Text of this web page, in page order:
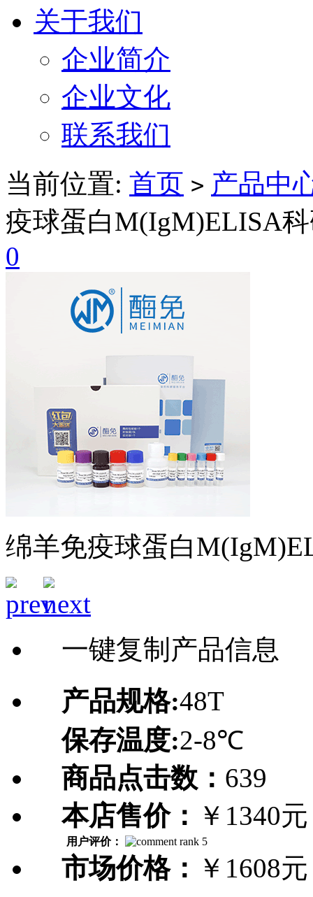
关于我们
企业简介
企业文化
联系我们
当前位置: 首页 > 产品中
疫球蛋白M(IgM)ELISA
0
绵羊免疫球蛋白
一键复制产品信息
产品规格:48T
保存温度:2-8℃
商品点击数： 639
本店售价： ￥1340元
用户评价：
市场价格： ￥1608元